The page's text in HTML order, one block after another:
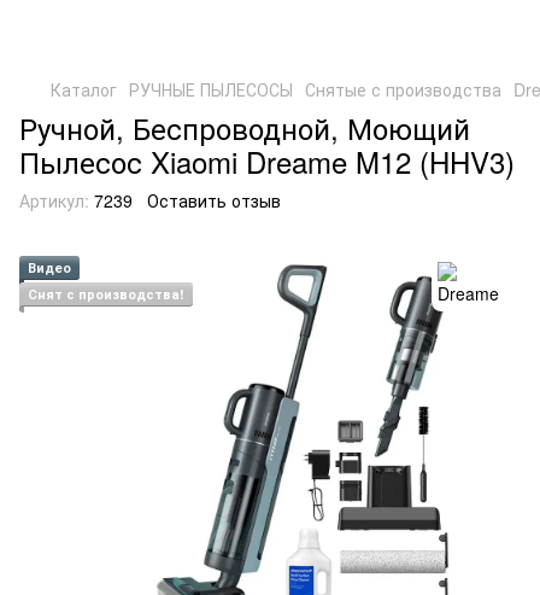
Каталог РУЧНЫЕ ПЫЛЕСОСЫ Снятые с производства
Ручной, Беспроводной, Моющий
Пылесос Xiaomi Dreame M12 (HHV3)
Артикул: 7239 Оставить отзыв
Видео
Снят с производства!